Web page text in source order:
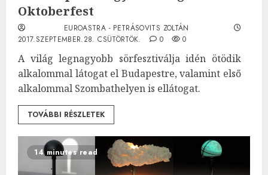
Oktoberfest
EUROASTRA - PETRÁSOVITS ZOLTÁN
2017.SZEPTEMBER.28. CSÜTÖRTÖK.
0 0
A világ legnagyobb sörfesztiválja idén ötödik
alkalommal látogat el Budapestre, valamint első
alkalommal Szombathelyen is ellátogat.
TOVÁBBI RÉSZLETEK
14 minutes read